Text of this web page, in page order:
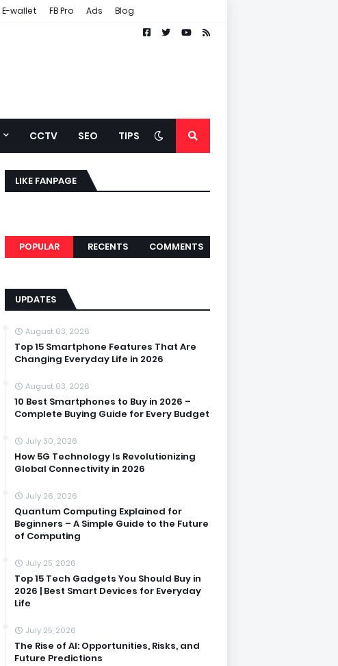
E-wallet FB Pro Ads Blog
CCTV SEO TIPS
LIKE FANPAGE
POPULAR RECENTS COMMENTS
UPDATES
August 03, 2026
Top 15 Smartphone Features That Are
Changing Everyday Life in 2026
August 03, 2026
10 Best Smartphones to Buy in 2026 –
Complete Buying Guide for Every Budget
July 30, 2026
How 5G Technology Is Revolutionizing
Global Connectivity in 2026
July 26, 2026
Quantum Computing Explained for
Beginners – A Simple Guide to the Future
of Computing
July 25, 2026
Top 15 Tech Gadgets You Should Buy in
2026 | Best Smart Devices for Everyday
Life
July 25, 2026
The Rise of AI: Opportunities, Risks, and
Future Predictions